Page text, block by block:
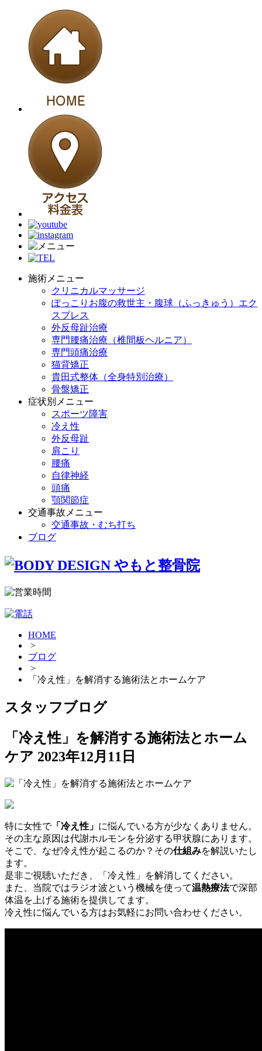
施術メニュー
クリニカルマッサージ
ぽっこりお腹の救世主・腹球（ふっきゅう）エク
スプレス
外反母趾治療
専門腰痛治療（椎間板ヘルニア）
専門頭痛治療
猫背矯正
貴田式整体（全身特別治療）
骨盤矯正
症状別メニュー
スポーツ障害
冷え性
外反母趾
肩こり
腰痛
自律神経
頭痛
顎関節症
交通事故メニュー
交通事故・むち打ち
ブログ
HOME
>
ブログ
>
「冷え性」を解消する施術法とホームケア
スタッフブログ
「冷え性」を解消する施術法とホーム
ケア 2023年12月11日
特に女性で「冷え性」 に悩んでいる方が少なくありません。
その主な原因は代謝ホルモンを分泌する甲状腺にあります。
そこで、なぜ冷え性が起こるのか？その仕組みを解説いたし
ます。
是非ご視聴いただき、「冷え性」を解消してください。
また、当院ではラジオ波という機械を使って温熱療法で深部
体温を上げる施術を提供してます。
冷え性に悩んでいる方はお気軽にお問い合わせください。